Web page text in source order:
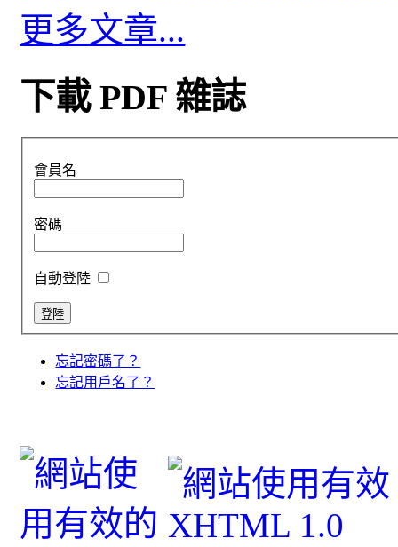
更多文章...
下載 PDF 雜誌
會員名
密碼
自動登陸
忘記密碼了？
忘記用戶名了？